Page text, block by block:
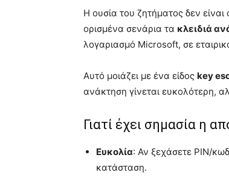
Η ουσία του ζητήματος δεν
ορισμένα σενάρια τα κλειδιά
λογαριασμό Microsoft, σε
Αυτό μοιάζει με ένα είδος key
ανάκτηση γίνεται ευκολότερη,
Γιατί έχει σημασία η
Ευκολία: Αν ξεχάσετε PIN/
κατάσταση.